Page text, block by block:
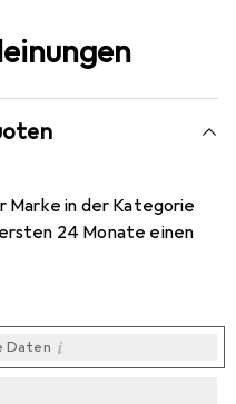
Marke in der Kategorie
24 Monate einen
Daten i